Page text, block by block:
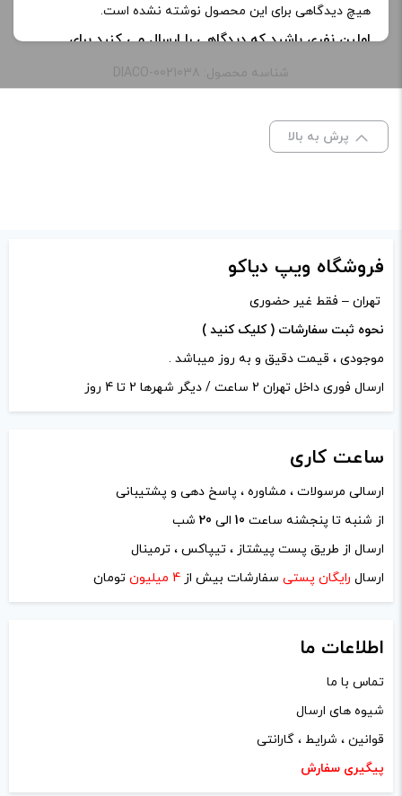
هیچ دیدگاهی برای این محصول نوشته نشده است.
اولین نفری باشید که دیدگاهی را ارسال می کنید برای
“کتون اورگانیک ویپ فلای | Vapefly Firebolt Organic
نشانی ایمیل شما منتشر نخواهد شد.
علامت‌گذاری شده‌اند
دیدگاه شما*
نام*
ایمیل*
ذخیره نام، ایمیل و وبسایت من در مرورگر برای زمانی که دوباره
دیدگاهی می‌نویسم.
شناسه محصول: DIACO-0021038
پرش به بالا
فروشگاه ویپ دیاکو
تهران – فقط غیر حضوری
نحوه ثبت سفارشات ( کلیک کنید )
موجودی ، قیمت دقیق و به روز میباشد .
ارسال فوری داخل تهران 2 ساعت / دیگر شهرها 2 تا 4 روز
ساعت کاری
ارسالی مرسولات ، مشاوره ، پاسخ دهی و پشتیبانی
از شنبه تا پنجشنه ساعت 10 الی 20 شب
ارسال از طریق پست پیشتاز ، تیپاکس ، ترمینال
ارسال رایگان پستی سفارشات بیش از 4 میلیون تومان
اطلاعات ما
تماس با ما
شیوه های ارسال
قوانین ، شرایط ، گارانتی
پیگیری سفارش